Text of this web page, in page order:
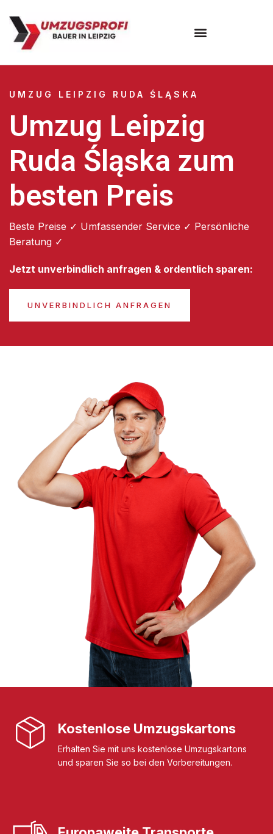
UMZUG LEIPZIG RUDA ŚLĄSKA
Umzug Leipzig
Ruda Śląska zum
besten Preis
Beste Preise ✓ Umfassender Service ✓ Persönliche
Beratung ✓
Jetzt unverbindlich anfragen & ordentlich sparen:
UNVERBINDLICH ANFRAGEN
Kostenlose Umzugskartons
Erhalten Sie mit uns kostenlose Umzugskartons
und sparen Sie so bei den Vorbereitungen.